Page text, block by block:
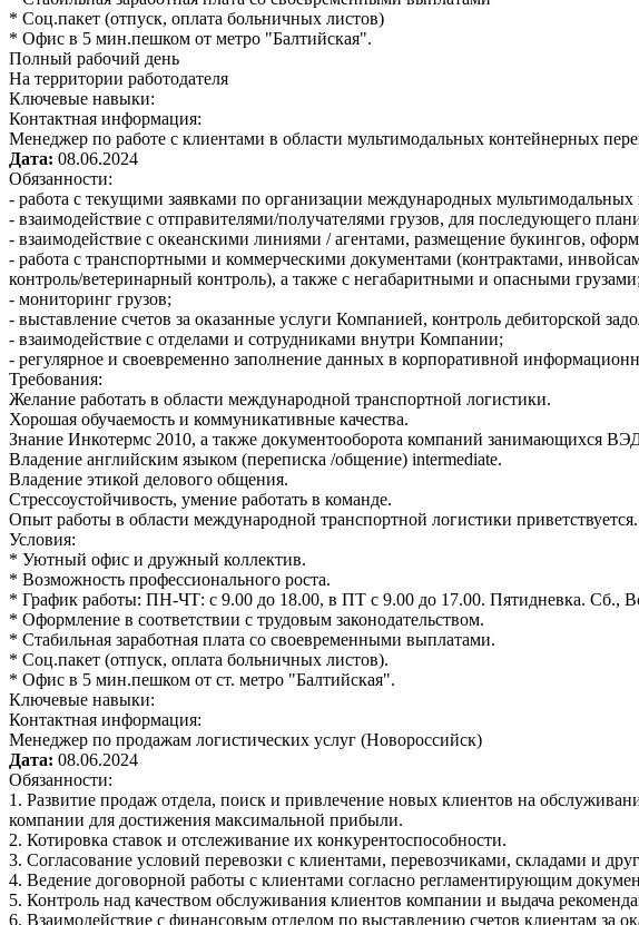
* Соц.пакет (отпуск, оплата больничных листов)
* Офис в 5 мин.пешком от метро "Балтийская".
Полный рабочий день
На территории работодателя
Ключевые навыки:
Контактная информация:
Менеджер по работе с клиентами в области мультимодальных контейнерных
Дата: 08.06.2024
Обязанности:
- работа с текущими заявками по организации международных
- взаимодействие с отправителями/получателями грузов, для последующего
- взаимодействие с океанскими линиями / агентами, размещение букингов,
- работа с транспортными и коммерческими документами (контрактами,
контроль/ветеринарный контроль), а также с негабаритными и опасными грузами;
- мониторинг грузов;
- выставление счетов за оказанные услуги Компанией, контроль дебиторской
- взаимодействие с отделами и сотрудниками внутри Компании;
- регулярное и своевременно заполнение данных в корпоративной
Требования:
Желание работать в области международной транспортной логистики.
Хорошая обучаемость и коммуникативные качества.
Знание Инкотермс 2010, а также документооборота компаний занимающихся
Владение английским языком (переписка /общение) intermediate.
Владение этикой делового общения.
Стрессоустойчивость, умение работать в команде.
Опыт работы в области международной транспортной логистики приветствуется.
Условия:
* Уютный офис и дружный коллектив.
* Возможность профессионального роста.
* График работы: ПН-ЧТ: с 9.00 до 18.00, в ПТ с 9.00 до 17.00. Пятидневка. Сб.,
* Оформление в соответствии с трудовым законодательством.
* Стабильная заработная плата со своевременными выплатами.
* Соц.пакет (отпуск, оплата больничных листов).
* Офис в 5 мин.пешком от ст. метро "Балтийская".
Ключевые навыки:
Контактная информация:
Менеджер по продажам логистических услуг (Новороссийск)
Дата: 08.06.2024
Обязанности:
1. Развитие продаж отдела, поиск и привлечение новых клиентов на
компании для достижения максимальной прибыли.
2. Котировка ставок и отслеживание их конкурентоспособности.
3. Согласование условий перевозки с клиентами, перевозчиками, складами и
4. Ведение договорной работы с клиентами согласно регламентирующим
5. Контроль над качеством обслуживания клиентов компании и выдача
6. Взаимодействие с финансовым отделом по выставлению счетов клиентам за